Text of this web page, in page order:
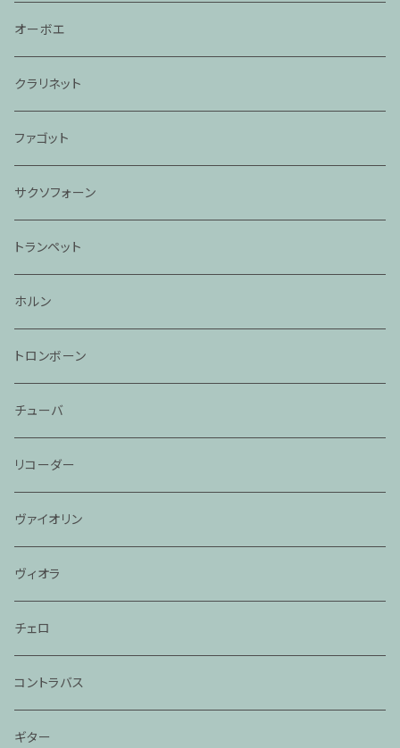
オーボエ
クラリネット
ファゴット
サクソフォーン
トランペット
ホルン
トロンボーン
チューバ
リコーダー
ヴァイオリン
ヴィオラ
チェロ
コントラバス
ギター